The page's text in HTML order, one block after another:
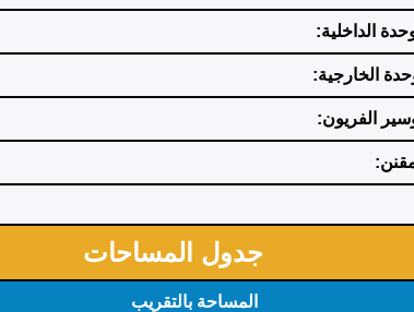
الداخلية:
الخارجية:
الفريون:
جدول المساحات
المساحة بالتقريب